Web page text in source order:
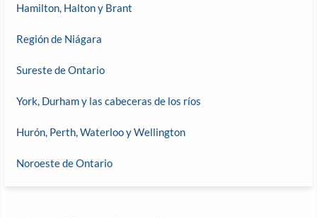
Hamilton, Halton y Brant
Región de Niágara
Sureste de Ontario
York, Durham y las cabeceras de los ríos
Hurón, Perth, Waterloo y Wellington
Noroeste de Ontario